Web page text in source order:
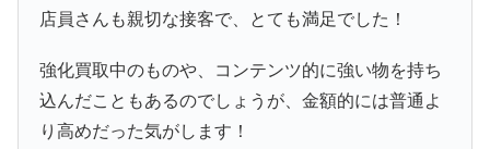
店員さんも親切な接客で、とても満足でした！
強化買取中のものや、コンテンツ的に強い物を持ち
込んだこともあるのでしょうが、金額的には普通よ
り高めだった気がします！